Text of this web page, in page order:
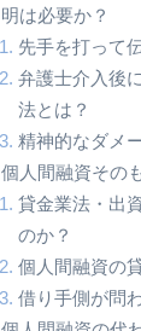
明は必要か？
先手を打って
弁護士介入後
法とは？
精神的なダメ
個人間融資その
貸金業法・出
のか？
個人間融資の
借り手側が問